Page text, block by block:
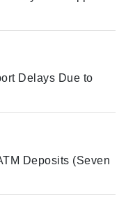
Delays Due to
Deposits (Seven